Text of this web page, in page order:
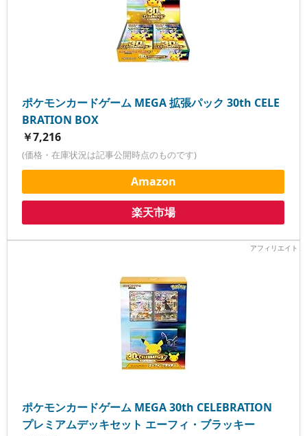
ポケモンカードゲーム MEGA 拡張パック 30th CELE
BRATION BOX
￥7,216
(価格・在庫状況は記事公開時点のものです)
Amazon
楽天市場
ポケモンカードゲーム MEGA 30th CELEBRATION
プレミアムデッキセット エーフィ・ブラッキー